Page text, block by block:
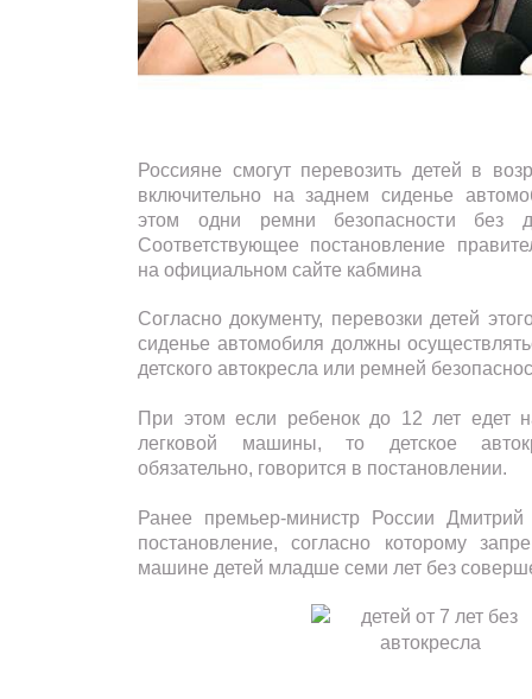
Россияне смогут перевозить детей в
включительно на заднем сиденье
этом одни ремни безопасности без
Соответствующее постановление
на официальном сайте кабмина
Согласно документу, перевозки детей
сиденье автомобиля должны
детского автокресла или ремней
При этом если ребенок до 12 лет едет
легковой машины, то детское
обязательно, говорится в постановлении.
Ранее премьер-министр России
постановление, согласно которому
машине детей младше семи лет без